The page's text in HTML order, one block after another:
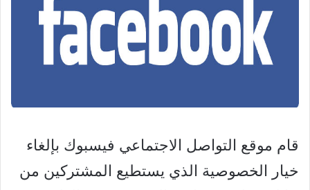
قام موقع التواصل الاجتماعي فيسبوك بإلغاء
خيار الخصوصية الذي يستطيع المشتركين من